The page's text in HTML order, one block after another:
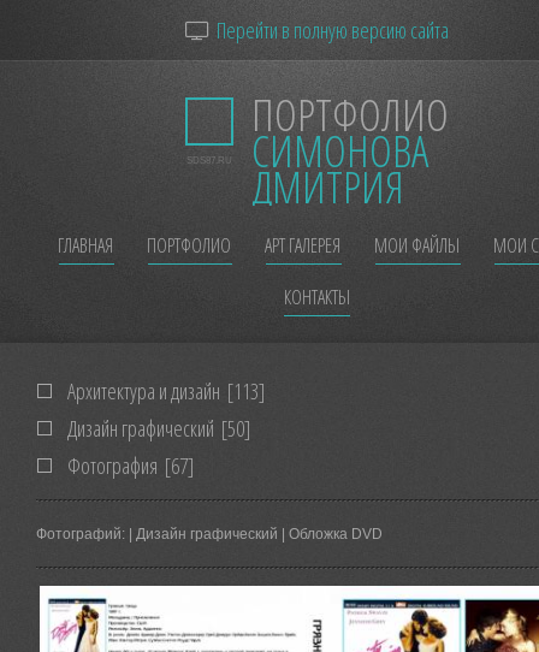
Перейти в полную версию сайта
SDS87.RU
ПОРТФОЛИО
СИМОНОВА
ДМИТРИЯ
ГЛАВНАЯ ПОРТФОЛИО АРТ ГАЛЕРЕЯ МОИ ФАЙЛЫ
МОИ
КОНТАКТЫ
Архитектура и дизайн [113]
Дизайн графический [50]
Фотография [67]
Фотографий: | Дизайн графический | Обложка DVD